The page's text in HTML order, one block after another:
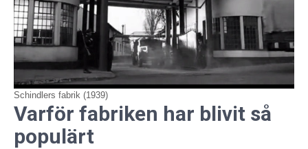
Schindlers fabrik (1939)
Varför fabriken har blivit så
populärt